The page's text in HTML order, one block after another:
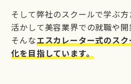
そして弊社のスクールで学ぶ
活かして美容業界での就職や開
そんなエスカレーター式のス
化を目指しています。